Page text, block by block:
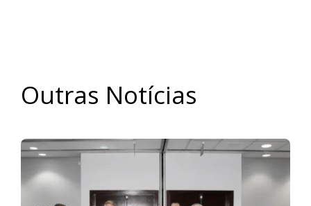
Outras Notícias